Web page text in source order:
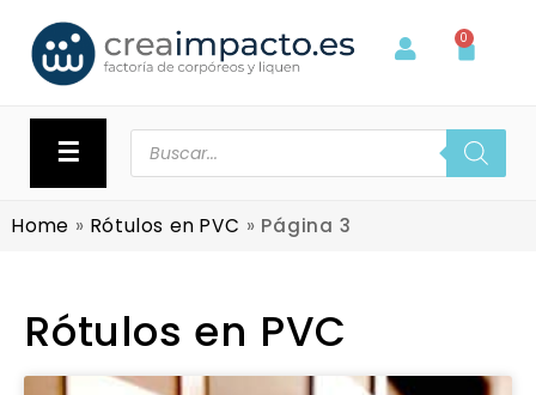
0
☰
Home » Rótulos en PVC » Página 3
Rótulos en PVC